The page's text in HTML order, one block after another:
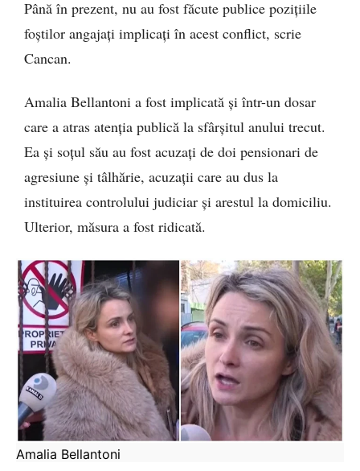
Până în prezent, nu au fost făcute publice pozițiile
foștilor angajați implicați în acest conflict, scrie
Cancan.
Amalia Bellantoni a fost implicată și într-un dosar
care a atras atenția publică la sfârșitul anului trecut.
Ea și soțul său au fost acuzați de doi pensionari de
agresiune și tâlhărie, acuzații care au dus la
instituirea controlului judiciar și arestul la domiciliu.
Ulterior, măsura a fost ridicată.
Amalia Bellantoni